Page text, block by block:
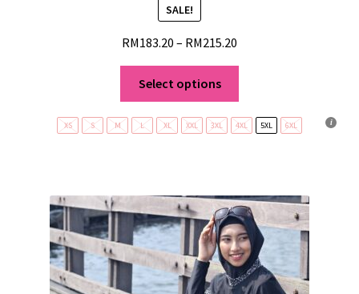
SALE!
RM183.20 – RM215.20
Select options
XS S M L XL XXL 3XL 4XL 5XL 6XL